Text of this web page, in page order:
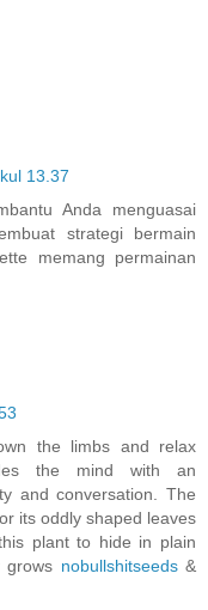
13.37
Anda menguasai
strategi bermain
memang permainan
the limbs and relax
the mind with an
and conversation. The
its oddly shaped leaves
plant to hide in plain
grows nobullshitseeds&